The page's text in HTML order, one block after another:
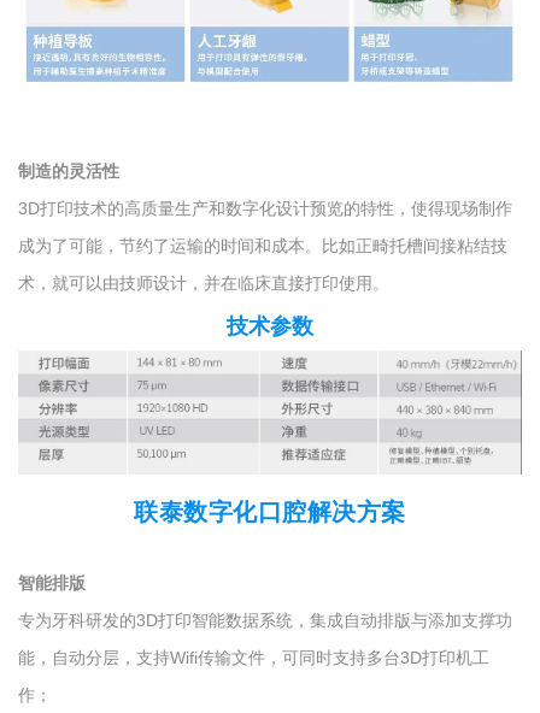
制造的灵活性
3D打印技术的高质量生产和数字化设计预览的特性，使得现场制作
成为了可能，节约了运输的时间和成本。比如正畸托槽间接粘结技
术，就可以由技师设计，并在临床直接打印使用。
技术参数
联泰数字化口腔解决方案
智能排版
专为牙科研发的3D打印智能数据系统，集成自动排版与添加支撑功
能，自动分层，支持Wifi传输文件，可同时支持多台3D打印机工
作；